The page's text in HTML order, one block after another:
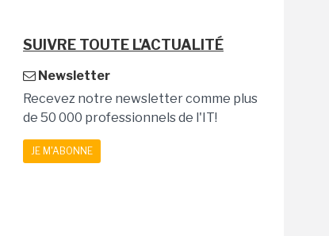
SUIVRE TOUTE L'ACTUALITÉ
Newsletter
Recevez notre newsletter comme plus
de 50 000 professionnels de l'IT!
JE M'ABONNE